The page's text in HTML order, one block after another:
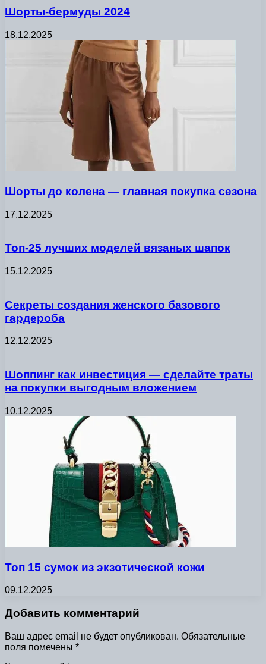
Шорты-бермуды 2024
18.12.2025
Шорты до колена — главная покупка сезона
17.12.2025
Топ-25 лучших моделей вязаных шапок
15.12.2025
Секреты создания женского базового
гардероба
12.12.2025
Шоппинг как инвестиция — сделайте траты
на покупки выгодным вложением
10.12.2025
Топ 15 сумок из экзотической кожи
09.12.2025
Добавить комментарий
Ваш адрес email не будет опубликован. Обязательные
поля помечены *